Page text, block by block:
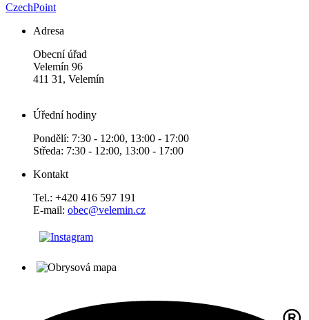
CzechPoint
Adresa
Obecní úřad
Velemín 96
411 31, Velemín
Úřední hodiny
Pondělí: 7:30 - 12:00, 13:00 - 17:00
Středa: 7:30 - 12:00, 13:00 - 17:00
Kontakt
Tel.: +420 416 597 191
E-mail: obec@velemin.cz